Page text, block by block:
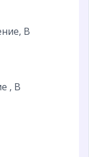
В
, В